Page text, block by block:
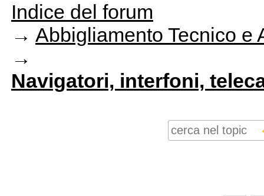
Indice del forum
→ Abbigliamento Tecnico e
→
Navigatori, interfoni,